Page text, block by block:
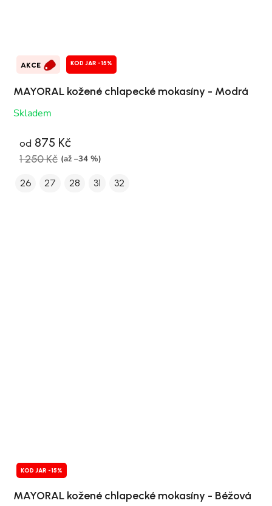
AKCE KOD JAR -15%
MAYORAL kožené chlapecké mokasíny - Modrá
Skladem
od 875 Kč
1 250 Kč (až –34 %)
26 27 28 31 32
KOD JAR -15%
MAYORAL kožené chlapecké mokasíny - Béžová